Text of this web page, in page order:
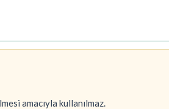
amacıyla kullanılmaz.